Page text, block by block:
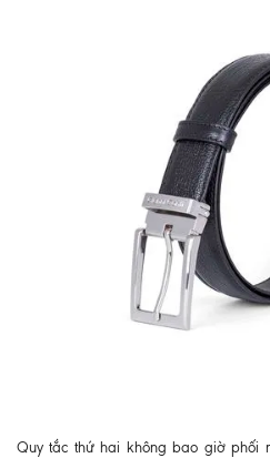
Quy tắc thứ hai không bao giờ phối